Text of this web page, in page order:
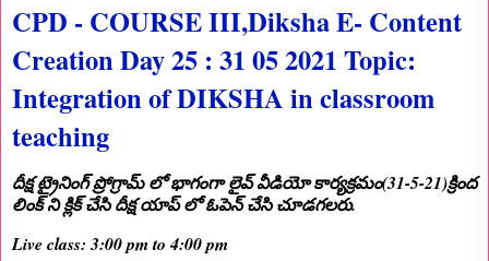
CPD - COURSE III,Diksha E- Content
Creation Day 25 : 31 05 2021 Topic:
Integration of DIKSHA in classroom
teaching
దీక్ష ట్రైనింగ్ ప్రోగ్రామ్ లో భాగంగా లైవ్ వీడియో కార్యక్రమం(31-5-21)క్రింద
లింక్ ని క్లిక్ చేసి దీక్ష యాప్ లో ఓపెన్ చేసి చూడగలరు.
Live class: 3:00 pm to 4:00 pm